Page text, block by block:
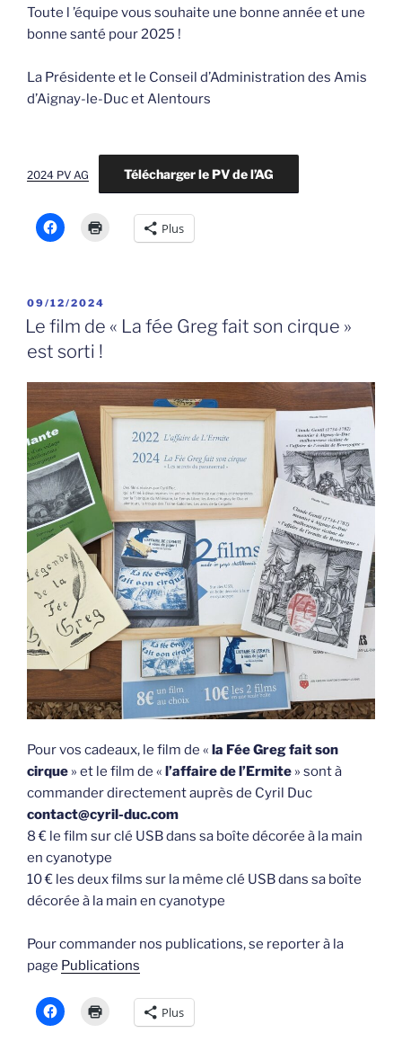
Toute l ’équipe vous souhaite une bonne année et une
bonne santé pour 2025 !
La Présidente et le Conseil d’Administration des Amis
d’Aignay-le-Duc et Alentours
2024 PV AG Télécharger le PV de l’AG
Plus
PUBLIÉ
LE
09/12/2024
Le film de « La fée Greg fait son cirque »
est sorti !
Pour vos cadeaux, le film de « la Fée Greg fait son
cirque » et le film de « l’affaire de l’Ermite » sont à
commander directement auprès de Cyril Duc
contact@cyril-duc.com
8 € le film sur clé USB dans sa boîte décorée à la main
en cyanotype
10 € les deux films sur la même clé USB dans sa boîte
décorée à la main en cyanotype
Pour commander nos publications, se reporter à la
page Publications
Plus